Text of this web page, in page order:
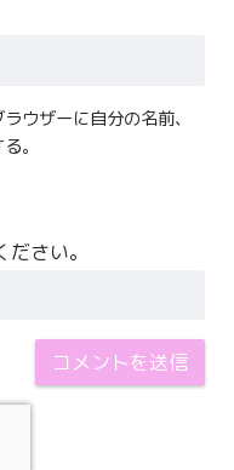
ウザーに自分の名前、
。
さい。